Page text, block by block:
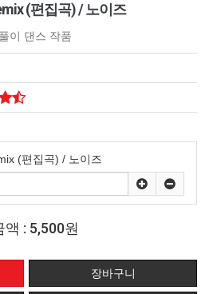
(편집곡) / 노이즈
이 댄스 작품
(편집곡) / 노이즈
액 : 5,500원